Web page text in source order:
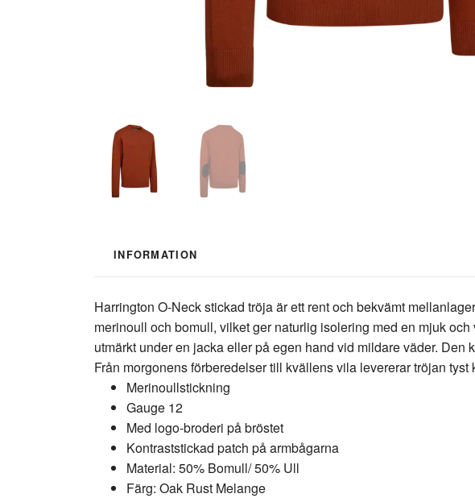
INFORMATION
Harrington O-Neck stickad tröja är ett rent och bekvämt
merinoull och bomull, vilket ger naturlig isolering med en mjuk
utmärkt under en jacka eller på egen hand vid mildare väder.
Från morgonens förberedelser till kvällens vila levererar tröjan
Merinoullstickning
Gauge 12
Med logo-broderi på bröstet
Kontraststickad patch på armbågarna
Material: 50% Bomull/ 50% Ull
Färg: Oak Rust Melange